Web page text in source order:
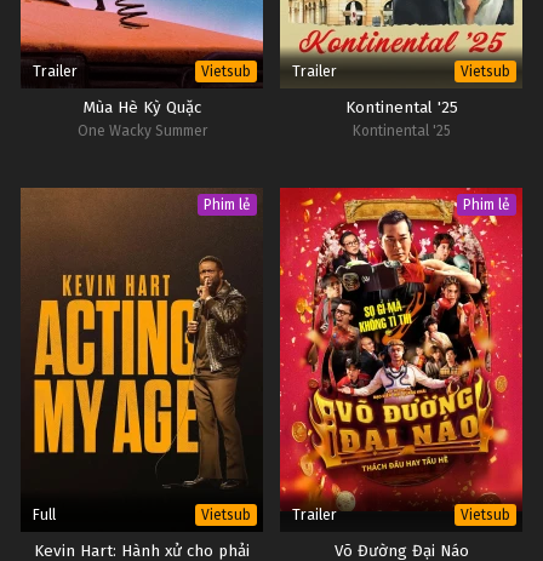
Trailer Vietsub
Mùa Hè Kỳ Quặc
One Wacky Summer
Trailer Vietsub
Kontinental '25
Kontinental '25
Phim lẻ
Full Vietsub
Kevin Hart: Hành xử cho phải
Phim lẻ
Trailer Vietsub
Võ Đường Đại Náo